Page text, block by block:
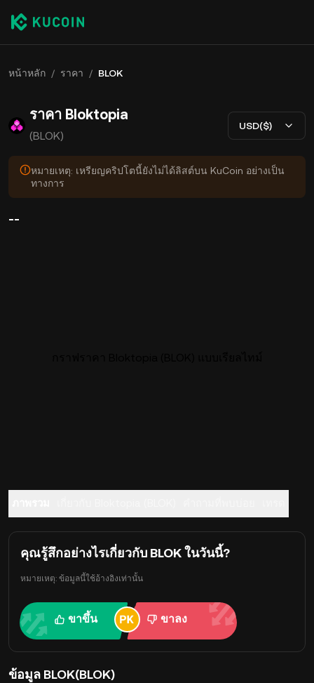
หน้าหลัก / ราคา / BLOK
ราคา Bloktopia
(BLOK)
USD($)
หมายเหตุ: เหรียญคริปโตนี้ยังไม่ได้ลิสต์บน KuCoin อย่างเป็น
ทางการ
--
คุณรู้สึกอย่างไรเกี่ยวกับ BLOK ในวันนี้?
หมายเหตุ: ข้อมูลนี้ใช้อ้างอิงเท่านั้น
ขาขึ้น ขาลง
ข้อมูล BLOK(BLOK)